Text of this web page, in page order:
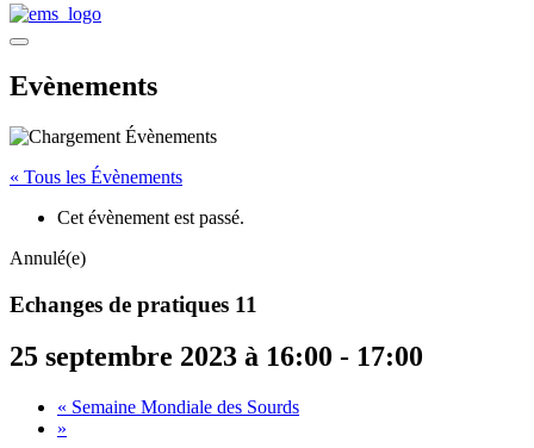
Evènements
« Tous les Évènements
Cet évènement est passé.
Annulé(e)
Echanges de pratiques 11
25 septembre 2023 à 16:00 - 17:00
« Semaine Mondiale des Sourds
»